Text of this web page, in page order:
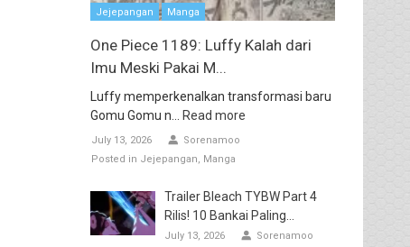
Jejepangan Manga
One Piece 1189: Luffy Kalah dari
Imu Meski Pakai M...
Luffy memperkenalkan transformasi baru
Gomu Gomu n...
Read more
July 13, 2026
Sorenamoo
Posted in Jejepangan Manga
Trailer Bleach TYBW Part 4
Rilis! 10 Bankai Paling...
July 13, 2026
Sorenamoo